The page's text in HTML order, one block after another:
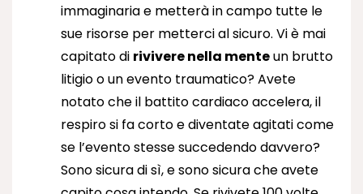
immaginaria e metterà in campo tutte le
sue risorse per metterci al sicuro. Vi è mai
capitato di rivivere nella menteun brutto
litigio o un evento traumatico? Avete
notato che il battito cardiaco accelera, il
respiro si fa corto e diventate agitati come
se l’evento stesse succedendo davvero?
Sono sicura di sì, e sono sicura che avete